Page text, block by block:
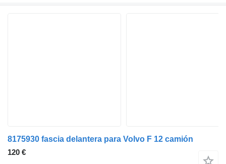
8175930 fascia delantera para Volvo F 12 camión
120 €